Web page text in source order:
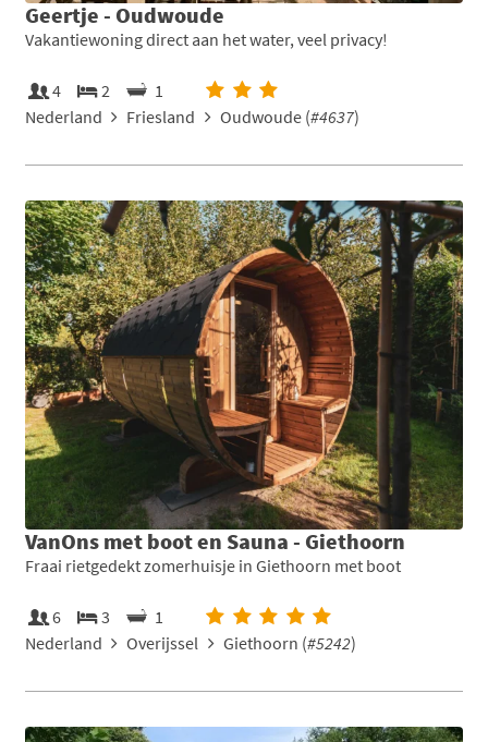
Geertje - Oudwoude
Vakantiewoning direct aan het water, veel privacy!
4 2
1
Nederland
Friesland Oudwoude (#4637)
VanOns met boot en Sauna - Giethoorn
Fraai rietgedekt zomerhuisje in Giethoorn met boot
6 3
1
Nederland
Overijssel Giethoorn (#5242)